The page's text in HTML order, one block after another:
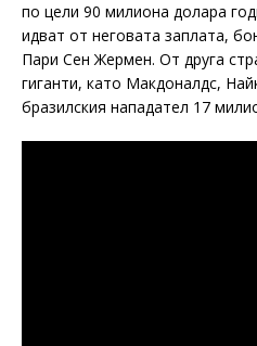
по цели 90 милиона долара
идват от неговата заплата,
Пари Сен Жермен. От друга
гиганти, като Макдоналдс,
бразилския нападател 17